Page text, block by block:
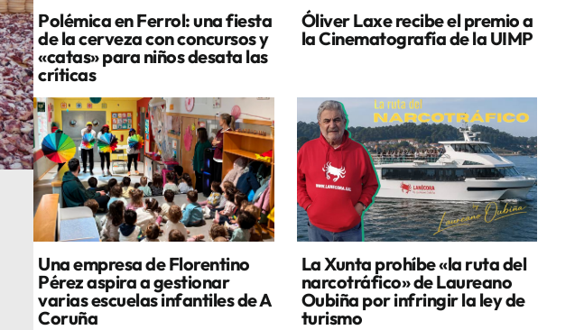
Polémica en Ferrol: una fiesta
de la cerveza con concursos y
«catas» para niños desata las
críticas
Óliver Laxe recibe el premio a
la Cinematografía de la UIMP
Una empresa de Florentino
Pérez aspira a gestionar
varias escuelas infantiles de A
Coruña
La Xunta prohíbe «la ruta del
narcotráfico» de Laureano
Oubiña por infringir la ley de
turismo